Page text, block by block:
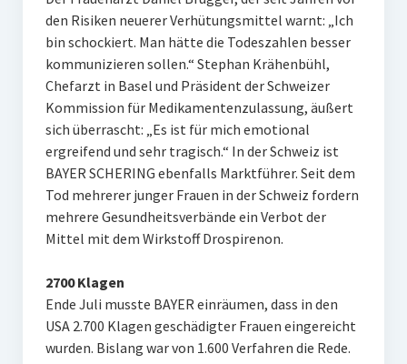
den Risiken neuerer Verhütungsmittel warnt: „Ich
bin schockiert. Man hätte die Todeszahlen besser
kommunizieren sollen.“ Stephan Krähenbühl,
Chefarzt in Basel und Präsident der Schweizer
Kommission für Medikamentenzulassung, äußert
sich überrascht: „Es ist für mich emotional
ergreifend und sehr tragisch.“ In der Schweiz ist
BAYER SCHERING ebenfalls Marktführer. Seit dem
Tod mehrerer junger Frauen in der Schweiz fordern
mehrere Gesundheitsverbände ein Verbot der
Mittel mit dem Wirkstoff Drospirenon.
2700 Klagen
Ende Juli musste BAYER einräumen, dass in den
USA 2.700 Klagen geschädigter Frauen eingereicht
wurden. Bislang war von 1.600 Verfahren die Rede.